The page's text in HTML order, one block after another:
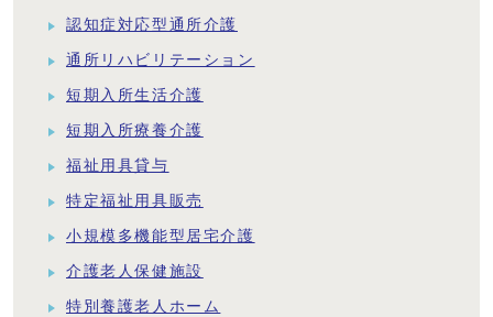
認知症対応型通所介護
通所リハビリテーション
短期入所生活介護
短期入所療養介護
福祉用具貸与
特定福祉用具販売
小規模多機能型居宅介護
介護老人保健施設
特別養護老人ホーム